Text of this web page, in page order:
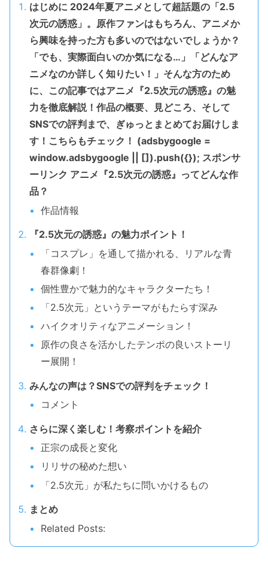
はじめに 2024年夏アニメとして超話題の「2.5
次元の誘惑」。原作ファンはもちろん、アニメか
ら興味を持った方も多いのではないでしょうか？
「でも、実際面白いのか気になる…」「どんなア
ニメなのか詳しく知りたい！」そんな方のため
に、この記事ではアニメ『2.5次元の誘惑』の魅
力を徹底解説！作品の概要、見どころ、そして
SNSでの評判まで、ぎゅっとまとめてお届けしま
す！こちらもチェック！ (adsbygoogle =
window.adsbygoogle || []).push({}); スポンサ
ーリンク アニメ『2.5次元の誘惑』ってどんな作
品？
作品情報
『2.5次元の誘惑』の魅力ポイント！
「コスプレ」を通して描かれる、リアルな青
春群像劇！
個性豊かで魅力的なキャラクターたち！
「2.5次元」というテーマがもたらす深み
ハイクオリティなアニメーション！
原作の良さを活かしたテンポの良いストーリ
ー展開！
みんなの声は？SNSでの評判をチェック！
コメント
さらに深く楽しむ！考察ポイントを紹介
正宗の成長と変化
リリサの秘めた想い
「2.5次元」が私たちに問いかけるもの
まとめ
Related Posts: